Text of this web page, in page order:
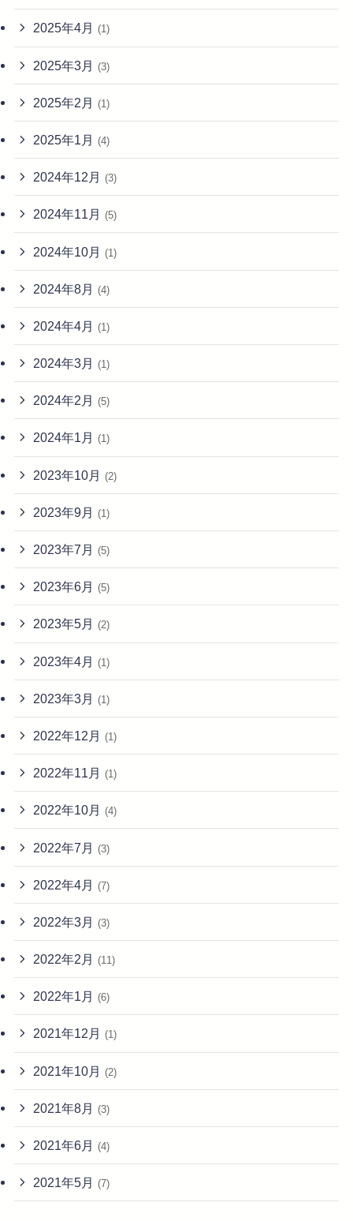
2025年4月 (1)
2025年3月 (3)
2025年2月 (1)
2025年1月 (4)
2024年12月 (3)
2024年11月 (5)
2024年10月 (1)
2024年8月 (4)
2024年4月 (1)
2024年3月 (1)
2024年2月 (5)
2024年1月 (1)
2023年10月 (2)
2023年9月 (1)
2023年7月 (5)
2023年6月 (5)
2023年5月 (2)
2023年4月 (1)
2023年3月 (1)
2022年12月 (1)
2022年11月 (1)
2022年10月 (4)
2022年7月 (3)
2022年4月 (7)
2022年3月 (3)
2022年2月 (11)
2022年1月 (6)
2021年12月 (1)
2021年10月 (2)
2021年8月 (3)
2021年6月 (4)
2021年5月 (7)